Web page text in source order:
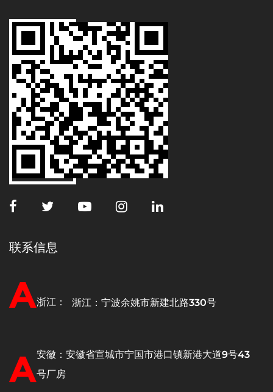
联系信息
A浙江： 浙江：宁波余姚市新建北路330号
A安徽：安徽省宣城市宁国市港口镇新港大道9号43
号厂房